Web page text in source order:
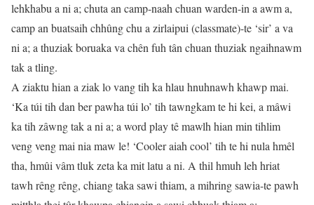
lehkhabu a ni a; chuta an camp-naah chuan warden-in a awm a,
camp an buatsaih chhûng chu a zirlaipui (classmate)-te ‘sir’ a va
ni a; a thuziak boruaka va chên fuh tân chuan thuziak ngaihnawm
tak a tling.
A ziaktu hian a ziak lo vang tih ka hlau hnuhnawh khawp mai.
‘Ka túi tih dan ber pawha túi lo’ tih tawngkam te hi kei, a mâwi
ka tih zâwng tak a ni a; a word play tê mawlh hian min tihlim
veng veng mai nia maw le! ‘Cooler aiah cool’ tih te hi nula hmêl
tha, hmûi vâm tluk zeta ka mit latu a ni. A thil hmuh leh hriat
tawh rêng rêng, chiang taka sawi thiam, a mihring sawia-te pawh